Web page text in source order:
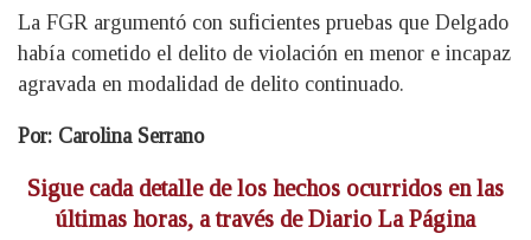
La FGR argumentó con suficientes pruebas que Delgado
había cometido el delito de violación en menor e incapaz
agravada en modalidad de delito continuado.
Por: Carolina Serrano
Sigue cada detalle de los hechos ocurridos en las
últimas horas, a través de Diario La Página